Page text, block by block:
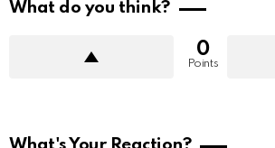
What do you think?
0
Points